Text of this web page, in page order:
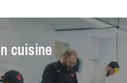
cuisine